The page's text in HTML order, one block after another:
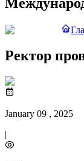
Ректор
January 09 , 2025
|